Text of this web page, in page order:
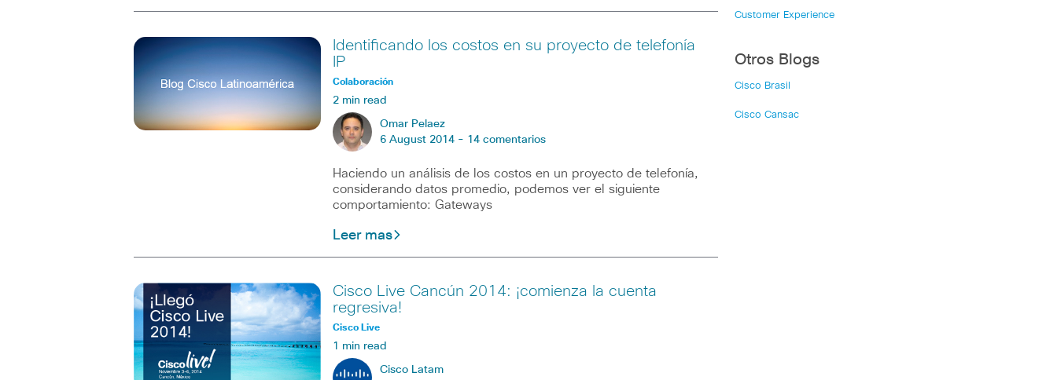
Identificando los costos en su proyecto de telefonía
IP
Colaboración
2 min read
Omar Pelaez
6 August 2014 - 14 comentarios
Haciendo un análisis de los costos en un proyecto de telefonía,
considerando datos promedio, podemos ver el siguiente
comportamiento: Gateways
Leer mas
Cisco Live Cancún 2014: ¡comienza la cuenta
regresiva!
Cisco Live
1 min read
Cisco Latam
Customer Experience
Otros Blogs
Cisco Brasil
Cisco Cansac